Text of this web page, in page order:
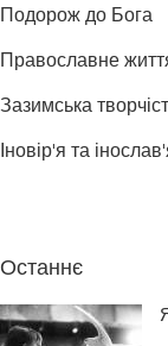
Подорож до Бога
Православне
Зазимська
Іновір'я та
Останнє